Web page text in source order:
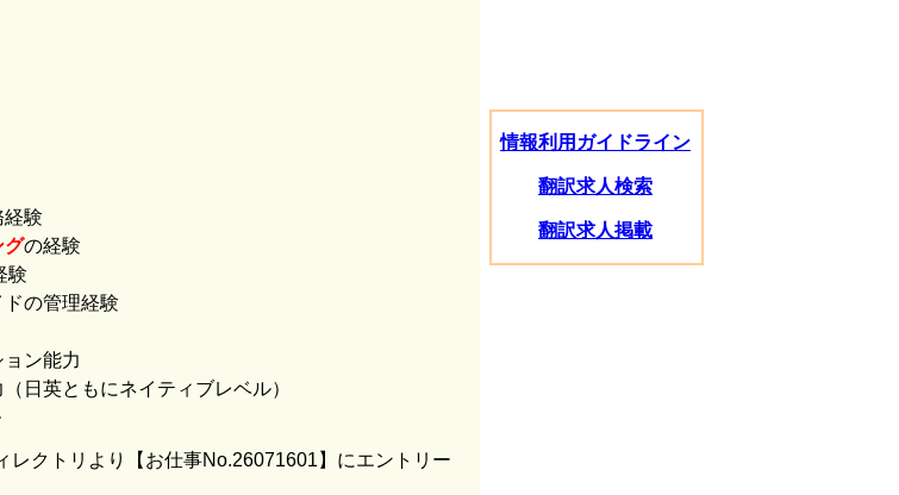
験
グの経験
験
の管理経験
ン能力
日英ともにネイティブレベル）
レクトリより【お仕事No.26071601】にエントリー
情報利用ガイドライン
翻訳求人検索
翻訳求人掲載